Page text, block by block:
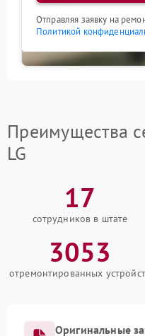
Отправляя заявку на
Политикой
Преимущества
LG
17
сотрудников в штате
3053
отремонтированных
Оригинальные